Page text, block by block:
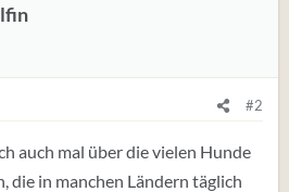
#2
auch mal über die vielen Hunde
die in manchen Ländern täglich